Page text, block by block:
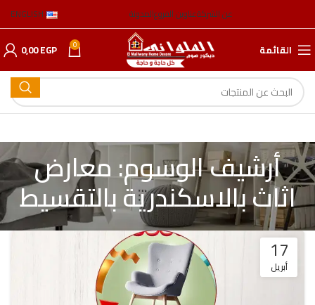
عن الشركةعناوين الفروعالمدونة ENGLISH
القائمة 0
0,00EGP
أرشيف الوسوم: معارض
اثاث بالاسكندرية بالتقسيط
17
أبريل